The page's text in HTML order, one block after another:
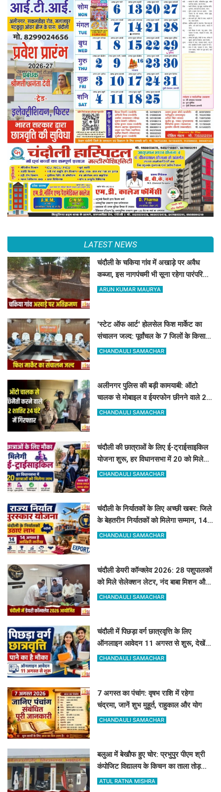
LATEST NEWS
चंदौली के चकिया गांव में अखाड़े पर अवैध
कब्जा, इस नागपंचमी भी सूना रहेगा पारंपरिक
खेल का मैदान
ARUN KUMAR MAURYA
'स्टेट ऑफ आर्ट' होलसेल फिश मार्केट का
संचालन जल्द: पूर्वांचल के 7 जिलों के किसान
जुड़ेंगे चंदौली फिश मार्केट से
CHANDAULI SAMACHAR
अलीनगर पुलिस की बड़ी कामयाबी: ऑटो
चालक से मोबाइल व ईयरफोन छीनने वाले 2
अभियुक्त 24 घंटे में गिरफ्तार
CHANDAULI SAMACHAR
चंदौली की छात्राओं के लिए ई-ट्राईसाइकिल
योजना शुरू, हर विधानसभा में 20 को मिलेगा
लाभ
CHANDAULI SAMACHAR
चंदौली के निर्यातकों के लिए अच्छी खबर: जिले
के बेहतरीन निर्यातकों को मिलेगा सम्मान, 14
अगस्त तक करें आवेदन
CHANDAULI SAMACHAR
चंदौली डेयरी कॉन्क्लेव 2026: 28 पशुपालकों
को मिले सेलेक्शन लेटर, नंद बाबा मिशन और
स्वदेशी गौ-संवर्धन योजना के लिए दिए गए
CHANDAULI SAMACHAR
चंदौली में पिछड़ा वर्ग छात्रवृत्ति के लिए
ऑनलाइन आवेदन 11 अगस्त से शुरू, देखें
पूरा शेड्यूल
CHANDAULI SAMACHAR
7 अगस्त का पंचांग: वृषभ राशि में रहेगा
चंद्रमा, जानें शुभ मुहूर्त, राहुकाल और योग
CHANDAULI SAMACHAR
बलुआ में बेखौफ हुए चोर: प्रभुपुर पीएम श्री
कंपोजिट विद्यालय के किचन का ताला तोड़
हजारों का सामान पार
ATUL RATNA MISHRA